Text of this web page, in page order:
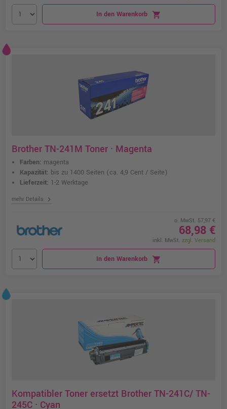
In den Warenkorb shopping_cart
Brother TN-241M Toner · Magenta
Farben: magenta
Kapazität: bis zu 1400 Seiten (ca. 4,9 Cent / Seite)
Lieferzeit: 1-2 Werktage
mehr Details chevron_right
o. MwSt. 57,97 €
68,98 €
inkl. MwSt. zzgl. Versand
In den Warenkorb shopping_cart
Kompatibler Toner ersetzt Brother TN-241C/ TN-
245C · Cyan